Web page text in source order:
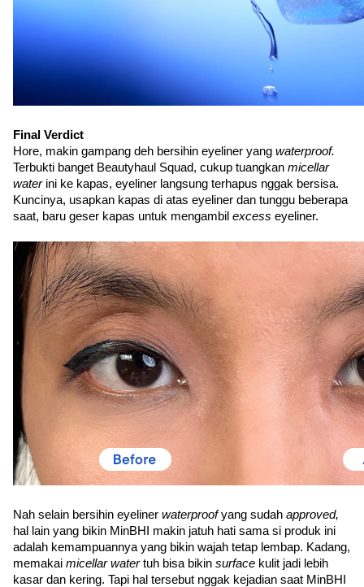
Final Verdict
Hore, makin gampang deh bersihin eyeliner yang
Terbukti banget Beautyhaul Squad, cukup tuangkan micellar
water ini ke kapas, eyeliner langsung terhapus nggak bersisa.
Kuncinya, usapkan kapas di atas eyeliner dan tunggu beberapa
saat, baru geser kapas untuk mengambil excess eyeliner.
Nah selain bersihin eyeliner waterproof yang sudah
hal lain yang bikin MinBHI makin jatuh hati sama si produk ini
adalah kemampuannya yang bikin wajah tetap lembap. Kadang,
memakai micellar water tuh bisa bikin surface kulit jadi lebih
kasar dan kering. Tapi hal tersebut nggak kejadian saat MinBHI